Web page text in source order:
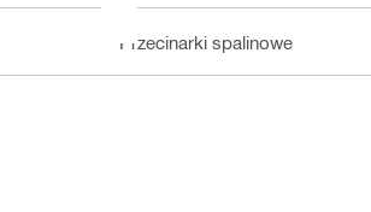
Przecinarki spalinowe